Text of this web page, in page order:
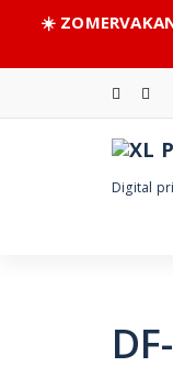
☀️
Digital